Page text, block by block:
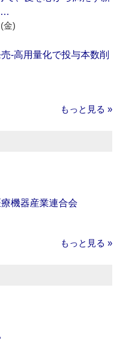
…
金)
‐高用量化で投与本数削
もっと見る »
機器産業連合会
もっと見る »